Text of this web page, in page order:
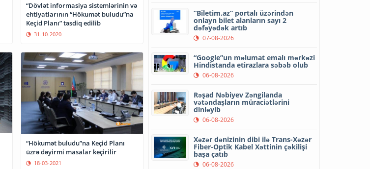
“Dövlət informasiya sistemlərinin və
ehtiyatlarının “Hökumət buludu”na
Keçid Planı” təsdiq edilib
31-10-2020
“Hökumət buludu”na Keçid Planı
üzrə dəyirmi masalar keçirilir
18-03-2021
“Biletim.az” portalı üzərindən
onlayn bilet alanların sayı 2
dəfəyədək artıb
07-08-2026
“Google”un məlumat emalı mərkəzi
Hindistanda etirazlara səbəb olub
06-08-2026
Rəşad Nəbiyev Zəngilanda
vətəndaşların müraciətlərini
dinləyib
06-08-2026
Xəzər dənizinin dibi ilə Trans-Xəzər
Fiber-Optik Kabel Xəttinin çəkilişi
başa çatıb
06-08-2026